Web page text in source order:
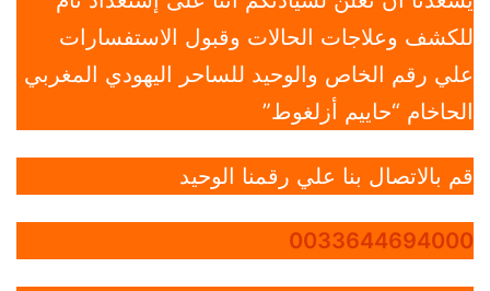
للكشف وعلاجات الحالات وقبول الاستفسارات
علي رقم الخاص والوحيد للساحر اليهودي المغربي
الحاخام “حاييم أزلغوط”
قم بالاتصال بنا علي رقمنا الوحيد
0033644694000